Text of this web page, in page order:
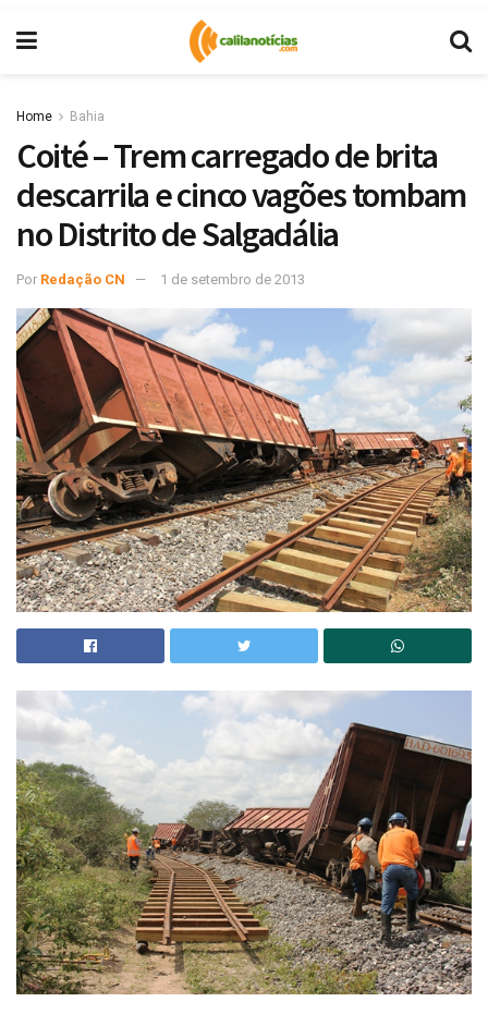
Home Bahia
Coité – Trem carregado de brita
descarrila e cinco vagões tombam
no Distrito de Salgadália
Por Redação CN 1 de setembro de 2013